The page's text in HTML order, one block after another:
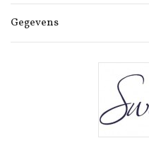
Gegevens